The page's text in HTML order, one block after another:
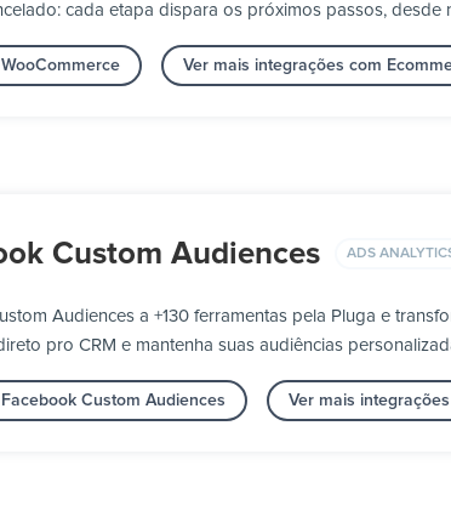
cada etapa dispara os próximos passos,
Ver mais integrações com
Custom Audiences ADS
Audiences a +130 ferramentas pela Pluga e
pro CRM e mantenha suas audiências
Custom Audiences Ver mais